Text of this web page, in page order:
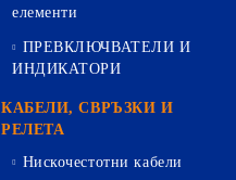
елементи
ПРЕВКЛЮЧВАТЕЛИ И
ИНДИКАТОРИ
КАБЕЛИ, СВРЪЗКИ И
РЕЛЕТА
Нискочестотни кабели